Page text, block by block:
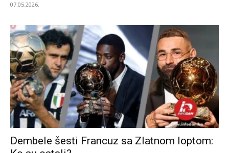
07.05.2026.
Dembele šesti Francuz sa Zlatnom loptom: